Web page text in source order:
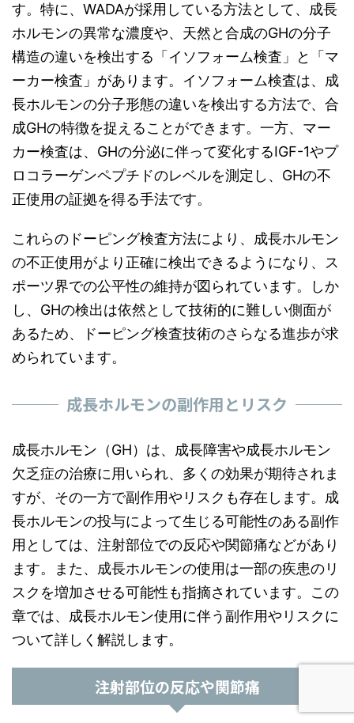
す。特に、WADAが採用している方法として、成長
ホルモンの異常な濃度や、天然と合成のGHの分子
構造の違いを検出する「イソフォーム検査」と「マ
ーカー検査」があります。イソフォーム検査は、成
長ホルモンの分子形態の違いを検出する方法で、合
成GHの特徴を捉えることができます。一方、マー
カー検査は、GHの分泌に伴って変化するIGF-1やプ
ロコラーゲンペプチドのレベルを測定し、GHの不
正使用の証拠を得る手法です。
これらのドーピング検査方法により、成長ホルモン
の不正使用がより正確に検出できるようになり、ス
ポーツ界での公平性の維持が図られています。しか
し、GHの検出は依然として技術的に難しい側面が
あるため、ドーピング検査技術のさらなる進歩が求
められています。
成長ホルモンの副作用とリスク
成長ホルモン（GH）は、成長障害や成長ホルモン
欠乏症の治療に用いられ、多くの効果が期待されま
すが、その一方で副作用やリスクも存在します。成
長ホルモンの投与によって生じる可能性のある副作
用としては、注射部位での反応や関節痛などがあり
ます。また、成長ホルモンの使用は一部の疾患のリ
スクを増加させる可能性も指摘されています。この
章では、成長ホルモン使用に伴う副作用やリスクに
ついて詳しく解説します。
注射部位の反応や関節痛